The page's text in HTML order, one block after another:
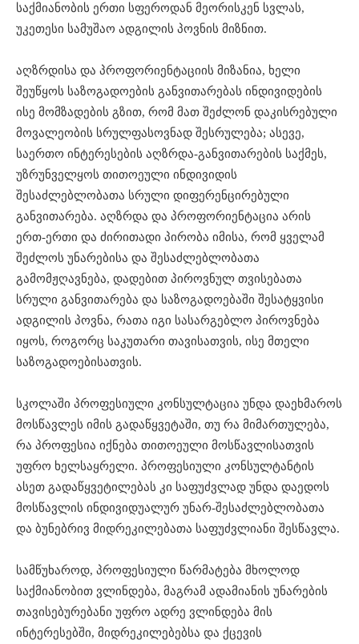
საქმიანობის ერთი სფეროდან მეორისკენ სვლას,
უკეთესი სამუშაო ადგილის პოვნის მიზნით.
აღზრდისა და პროფორიენტაციის მიზანია, ხელი
შეუწყოს საზოგადოების განვითარებას ინდივიდების
ისე მომზადების გზით, რომ მათ შეძლონ დაკისრებული
მოვალეობის სრულფასოვნად შესრულება; ასევე,
საერთო ინტერესების აღზრდა-განვითარების საქმეს,
უზრუნველყოს თითოეული ინდივიდის
შესაძლებლობათა სრული დიფერენცირებული
განვითარება. აღზრდა და პროფორიენტაცია არის
ერთ-ერთი და ძირითადი პირობა იმისა, რომ ყველამ
შეძლოს უნარებისა და შესაძლებლობათა
გამომჟღავნება, დადებით პიროვნულ თვისებათა
სრული განვითარება და საზოგადოებაში შესატყვისი
ადგილის პოვნა, რათა იგი სასარგებლო პიროვნება
იყოს, როგორც საკუთარი თავისათვის, ისე მთელი
საზოგადოებისათვის.
სკოლაში პროფესიული კონსულტაცია უნდა დაეხმაროს
მოსწავლეს იმის გადაწყვეტაში, თუ რა მიმართულება,
რა პროფესია იქნება თითოეული მოსწავლისათვის
უფრო ხელსაყრელი. პროფესიული კონსულტანტის
ასეთ გადაწყვეტილებას კი საფუძვლად უნდა დაედოს
მოსწავლის ინდივიდუალურ უნარ-შესაძლებლობათა
და ბუნებრივ მიდრეკილებათა საფუძვლიანი შესწავლა.
სამწუხაროდ, პროფესიული წარმატება მხოლოდ
საქმიანობით ვლინდება, მაგრამ ადამიანის უნარების
თავისებურებანი უფრო ადრე ვლინდება მის
ინტერესებში, მიდრეკილებებსა და ქცევის